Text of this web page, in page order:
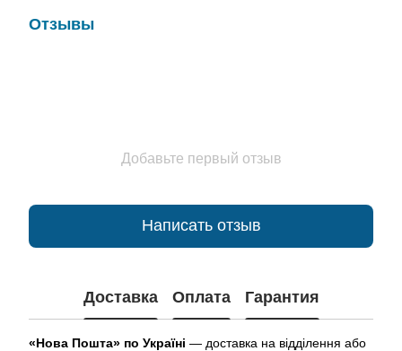
Отзывы
Добавьте первый отзыв
Написать отзыв
Доставка Оплата Гарантия
«Нова Пошта» по Україні — доставка на відділення або